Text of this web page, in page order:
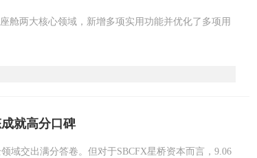
舱两大核心领域，新增多项实用功能并优化了多项用
就高分口碑
域交出满分答卷。但对于SBCFX星桥资本而言，9.06